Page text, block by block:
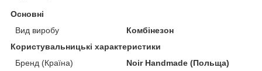
Основні
Вид виробу
Комбінезон
Користувальницькі характеристики
Бренд (Країна)
Noir Handmade (Польща)